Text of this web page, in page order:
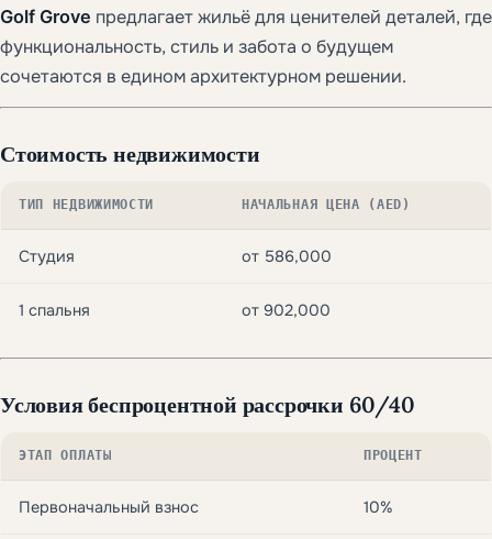
Golf Grove предлагает жильё для ценителей деталей, где
функциональность, стиль и забота о будущем
сочетаются в едином архитектурном решении.
Стоимость недвижимости
ТИП НЕДВИЖИМОСТИ НАЧАЛЬНАЯ ЦЕНА (AED)
Студия от 586,000
1 спальня от 902,000
Условия беспроцентной рассрочки 60/40
ЭТАП ОПЛАТЫ ПРОЦЕНТ
Первоначальный взнос 10%